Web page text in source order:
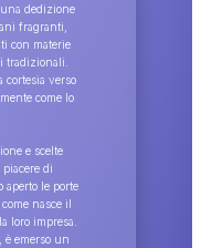
dedizione
fragranti,
con materie
tradizionali.
cortesia verso
come lo
e scelte
di
le porte
nasce il
loro impresa.
è emerso un